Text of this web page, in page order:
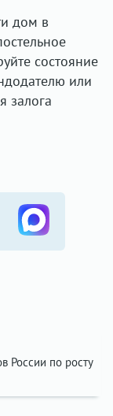
дом в
состояние
или
залога
России по росту